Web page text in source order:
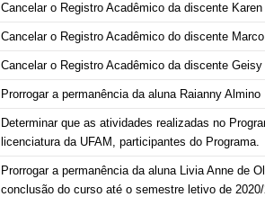
Cancelar o Registro Acadêmico da discente
Cancelar o Registro Acadêmico do discente
Cancelar o Registro Acadêmico da discente
Prorrogar a permanência da aluna Raianny Almino
Determinar que as atividades realizadas no
licenciatura da UFAM, participantes do Programa.
Prorrogar a permanência da aluna Livia Anne de
conclusão do curso até o semestre letivo de